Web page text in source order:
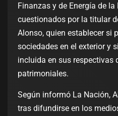
Finanzas y de Energía de la
cuestionados por la titular
Alonso, quien establecer si
sociedades en el exterior y
incluida en sus respectivas
patrimoniales.
Según informó La Nación,
tras difundirse en los